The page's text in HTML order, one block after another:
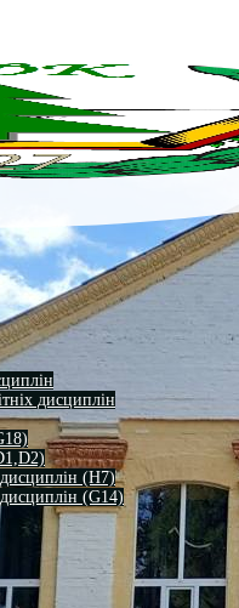
дисциплін
(H7)
(G14)